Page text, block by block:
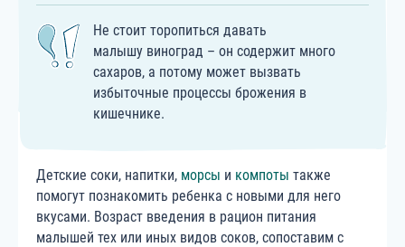
Не стоит торопиться давать
малышу виноград – он содержит много
сахаров, а потому может вызвать
избыточные процессы брожения в
кишечнике.
Детские соки, напитки, морсы и компоты также
помогут познакомить ребенка с новыми для него
вкусами. Возраст введения в рацион питания
малышей тех или иных видов соков, сопоставим с